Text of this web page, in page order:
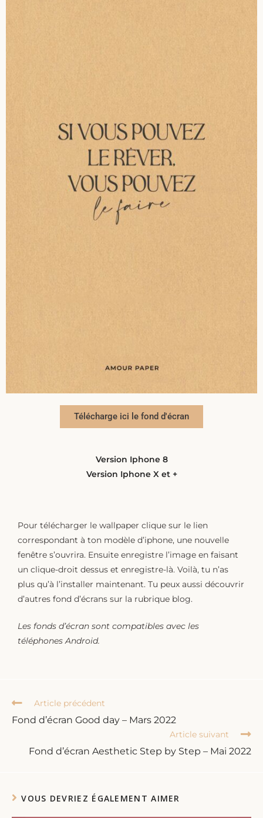
Télécharge ici le fond d'écran
Version Iphone 8
Version Iphone X et +
Pour télécharger le wallpaper clique sur le lien
correspondant à ton modèle d’iphone, une nouvelle
fenêtre s’ouvrira. Ensuite enregistre l’image en faisant
un clique-droit dessus et enregistre-là. Voilà, tu n’as
plus qu’à l’installer maintenant. Tu peux aussi découvrir
d’autres fond d’écrans sur la rubrique blog.
Les fonds d’écran sont compatibles avec les
téléphones Android.
Article précédent
Fond d’écran Good day – Mars 2022
Article suivant
Fond d’écran Aesthetic Step by Step – Mai 2022
VOUS DEVRIEZ ÉGALEMENT AIMER